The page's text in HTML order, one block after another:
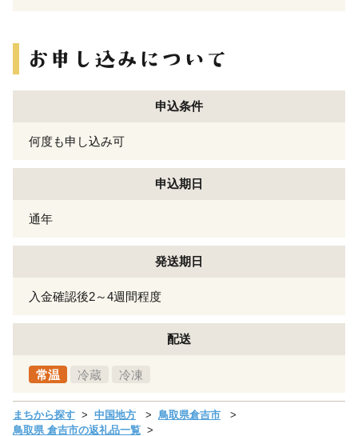
申込条件
何度も申し込み可
申込期日
通年
発送期日
入金確認後2～4週間程度
配送
常温 冷蔵 冷凍
まちから探す 中国地方
鳥取県倉吉市
鳥取県 倉吉市の返礼品一覧